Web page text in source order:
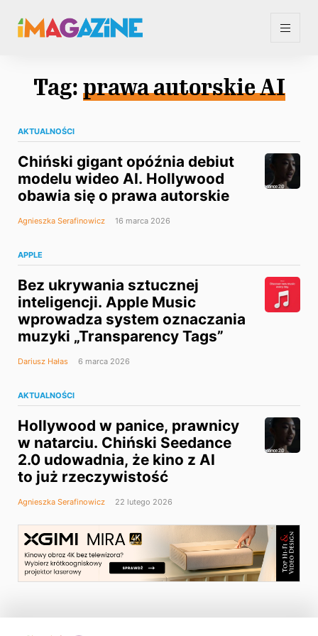
Tag: prawa autorskie AI
AKTUALNOŚCI
Chiński gigant opóźnia debiut
modelu wideo AI. Hollywood
obawia się o prawa autorskie
Agnieszka Serafinowicz 16 marca 2026
APPLE
Bez ukrywania sztucznej
inteligencji. Apple Music
wprowadza system oznaczania
muzyki „Transparency Tags”
Dariusz Hałas 6 marca 2026
AKTUALNOŚCI
Hollywood w panice, prawnicy
w natarciu. Chiński Seedance
2.0 udowadnia, że kino z AI
to już rzeczywistość
Agnieszka Serafinowicz 22 lutego 2026